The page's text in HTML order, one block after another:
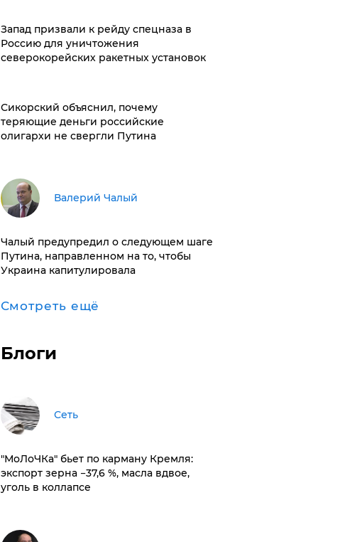
Запад призвали к рейду спецназа в
Россию для уничтожения
северокорейских ракетных установок
Сикорский объяснил, почему
теряющие деньги российские
олигархи не свергли Путина
Валерий Чалый
Чалый предупредил о следующем шаге
Путина, направленном на то, чтобы
Украина капитулировала
Смотреть ещё
Блоги
Сеть
​"МоЛоЧКа" бьет по карману Кремля:
экспорт зерна −37,6 %, масла вдвое,
уголь в коллапсе